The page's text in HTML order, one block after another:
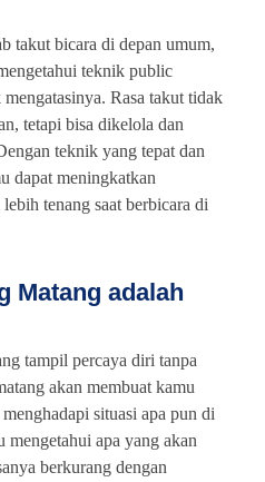
takut bicara di depan umum,
teknik public
Rasa takut tidak
tetapi bisa dikelola dan
teknik yang tepat dan
dapat meningkatkan
tenang saat berbicara di
Matang adalah
tampil percaya diri tanpa
akan membuat kamu
situasi apa pun di
mengetahui apa yang akan
berkurang dengan